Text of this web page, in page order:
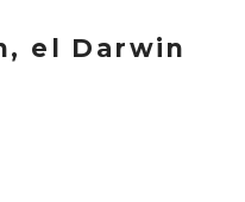
el Darwin